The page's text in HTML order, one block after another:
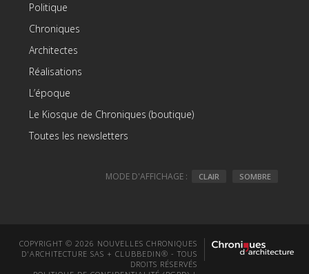
Politique
Chroniques
Architectes
Réalisations
L’époque
Le Kiosque de Chroniques (boutique)
Toutes les newsletters
MODE D'AFFICHAGE : CLAIR SOMBRE
COPYRIGHT © 2026 NOUVELLES CHRONIQUES
D'ARCHITECTURE SAS + CLUBBEDIN® - TOUS
DROITS RÉSERVÉS